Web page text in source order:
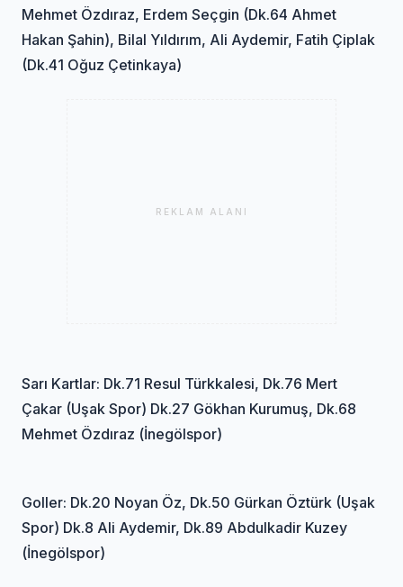
Mehmet Özdıraz, Erdem Seçgin (Dk.64 Ahmet
Hakan Şahin), Bilal Yıldırım, Ali Aydemir, Fatih Çiplak
(Dk.41 Oğuz Çetinkaya)
REKLAM ALANI
Sarı Kartlar: Dk.71 Resul Türkkalesi, Dk.76 Mert
Çakar (Uşak Spor) Dk.27 Gökhan Kurumuş, Dk.68
Mehmet Özdıraz (İnegölspor)
Goller: Dk.20 Noyan Öz, Dk.50 Gürkan Öztürk (Uşak
Spor) Dk.8 Ali Aydemir, Dk.89 Abdulkadir Kuzey
(İnegölspor)